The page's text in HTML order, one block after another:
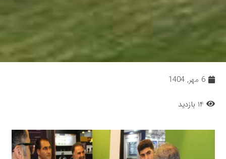
6 مهر, 1404